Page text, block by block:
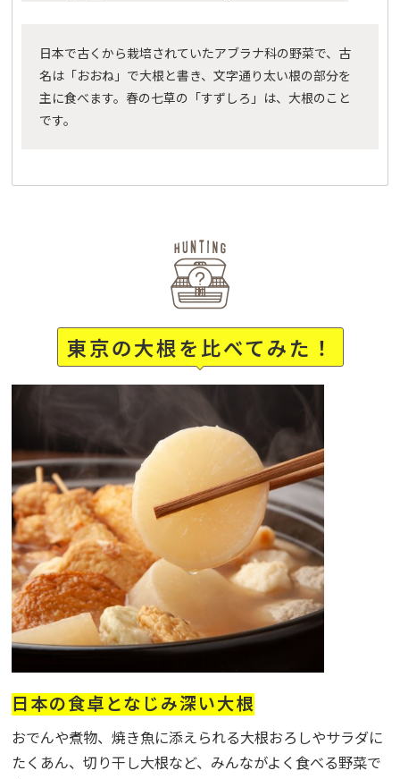
日本で古くから栽培されていたアブラナ科の野菜で、古
名は「おおね」で大根と書き、文字通り太い根の部分を
主に食べます。春の七草の「すずしろ」は、大根のこと
です。
東京の大根を比べてみた！
日本の食卓となじみ深い大根
おでんや煮物、焼き魚に添えられる大根おろしやサラダに
たくあん、切り干し大根など、みんながよく食べる野菜で